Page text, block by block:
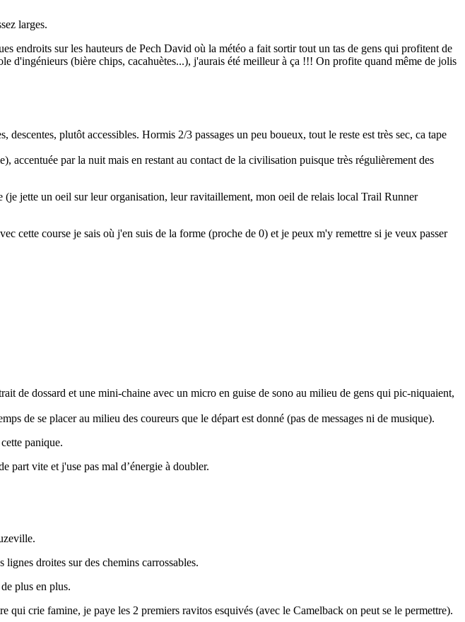
larges.
endroits sur les hauteurs de Pech David où la météo a fait sortir tout un tas de gens qui profitent de
d'ingénieurs (bière chips, cacahuètes...), j'aurais été meilleur à ça !!! On profite quand même de jolis
plutôt accessibles. Hormis 2/3 passages un peu boueux, tout le reste est très sec, ca tape
par la nuit mais en restant au contact de la civilisation puisque très régulièrement des
jette un oeil sur leur organisation, leur ravitaillement, mon oeil de relais local Trail Runner
cette course je sais où j'en suis de la forme (proche de 0) et je peux m'y remettre si je veux passer
de dossard et une mini-chaine avec un micro en guise de sono au milieu de gens qui pic-niquaient,
de se placer au milieu des coureurs que le départ est donné (pas de messages ni de musique).
panique.
part vite et j'use pas mal d’énergie à doubler.
droites sur des chemins carrossables.
plus en plus.
qui crie famine, je paye les 2 premiers ravitos esquivés (avec le Camelback on peut se le permettre).